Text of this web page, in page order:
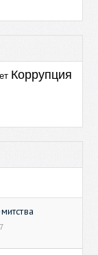
Коррупция